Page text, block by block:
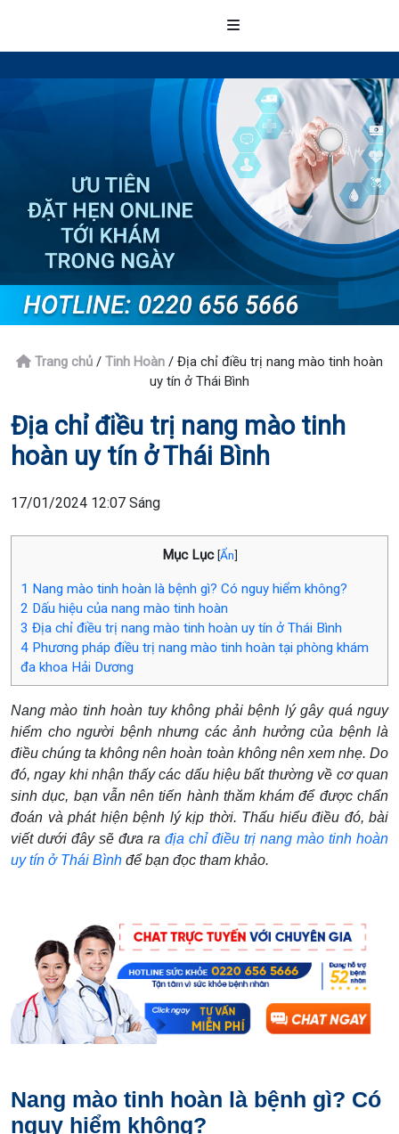
Trang chủ / Tinh Hoàn / Địa chỉ điều trị nang mào tinh hoàn
uy tín ở Thái Bình
Địa chỉ điều trị nang mào tinh
hoàn uy tín ở Thái Bình
17/01/2024 12:07 Sáng
Mục Lục [Ẩn]
1 Nang mào tinh hoàn là bệnh gì? Có nguy hiểm không?
2 Dấu hiệu của nang mào tinh hoàn
3 Địa chỉ điều trị nang mào tinh hoàn uy tín ở Thái Bình
4 Phương pháp điều trị nang mào tinh hoàn tại phòng khám
đa khoa Hải Dương
Nang mào tinh hoàn tuy không phải bệnh lý gây quá nguy
hiểm cho người bệnh nhưng các ảnh hưởng của bệnh là
điều chúng ta không nên hoàn toàn không nên xem nhẹ. Do
đó, ngay khi nhận thấy các dấu hiệu bất thường về cơ quan
sinh dục, bạn vẫn nên tiến hành thăm khám để được chẩn
đoán và phát hiện bệnh lý kịp thời. Thấu hiểu điều đó, bài
viết dưới đây sẽ đưa ra địa chỉ điều trị nang mào tinh hoàn
uy tín ở Thái Bình để bạn đọc tham khảo.
Nang mào tinh hoàn là bệnh gì? Có
nguy hiểm không?